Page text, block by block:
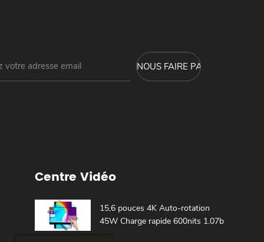
Centre Vidéo
15,6 pouces 4K Auto-rotation
45W Charge rapide 600nits 1.07b